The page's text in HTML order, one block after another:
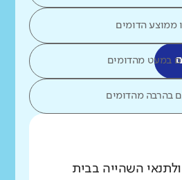
ממוצע הדומים
במעט מהדומים
בהרבה מהדומים
השהייה בבית